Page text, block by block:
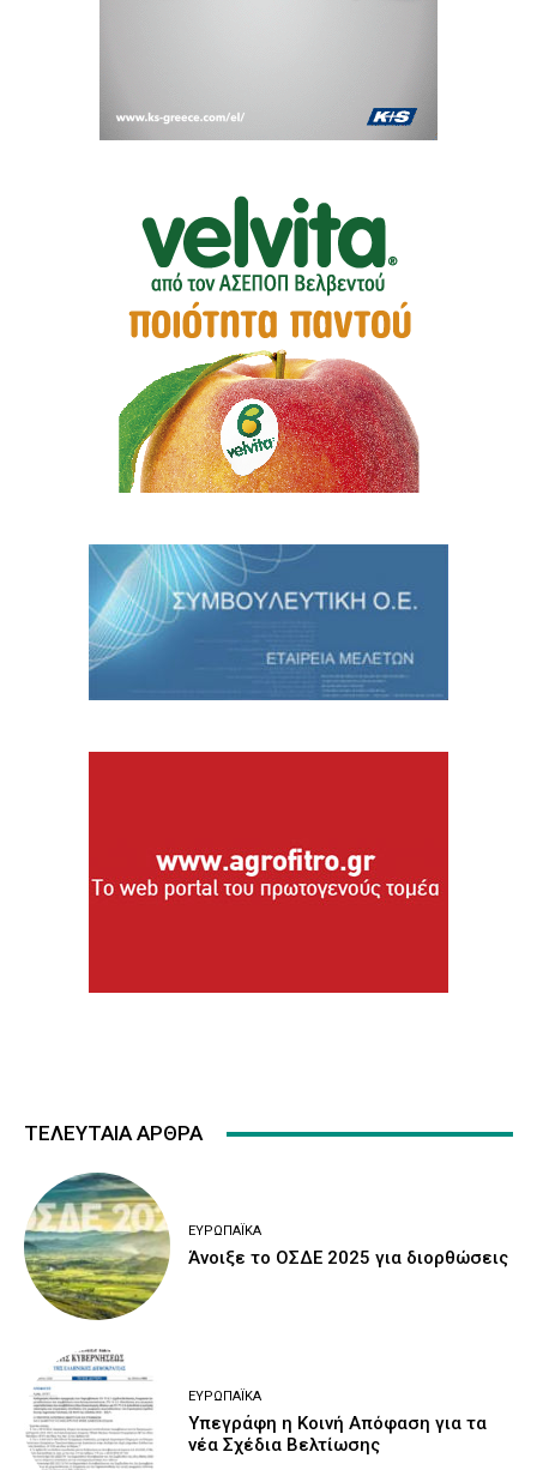
ΤΕΛΕΥΤΑΙΑ ΑΡΘΡΑ
ΕΥΡΩΠΑΪΚΆ
Άνοιξε το ΟΣΔΕ 2025 για διορθώσεις
ΕΥΡΩΠΑΪΚΆ
Υπεγράφη η Κοινή Απόφαση για τα
νέα Σχέδια Βελτίωσης